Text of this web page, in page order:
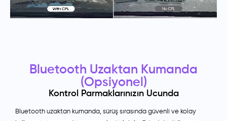
Bluetooth Uzaktan Kumanda
(Opsiyonel)
Kontrol Parmaklarınızın Ucunda
Bluetooth uzaktan kumanda, sürüş sırasında güvenli ve kolay